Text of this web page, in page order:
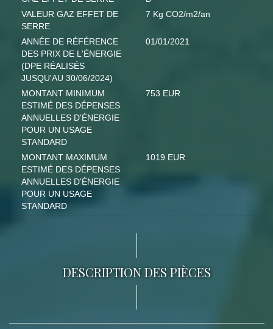
VALEUR GAZ EFFET DE
SERRE
7 Kg CO2/m2/an
ANNÉE DE RÉFÉRENCE
DES PRIX DE L'ÉNERGIE
(DPE RÉALISÉS
JUSQU'AU 30/06/2024)
01/01/2021
MONTANT MINIMUM
ESTIMÉ DES DÉPENSES
ANNUELLES D'ÉNERGIE
POUR UN USAGE
STANDARD
753 EUR
MONTANT MAXIMUM
ESTIMÉ DES DÉPENSES
ANNUELLES D'ÉNERGIE
POUR UN USAGE
STANDARD
1019 EUR
DESCRIPTION DES PIÈCES